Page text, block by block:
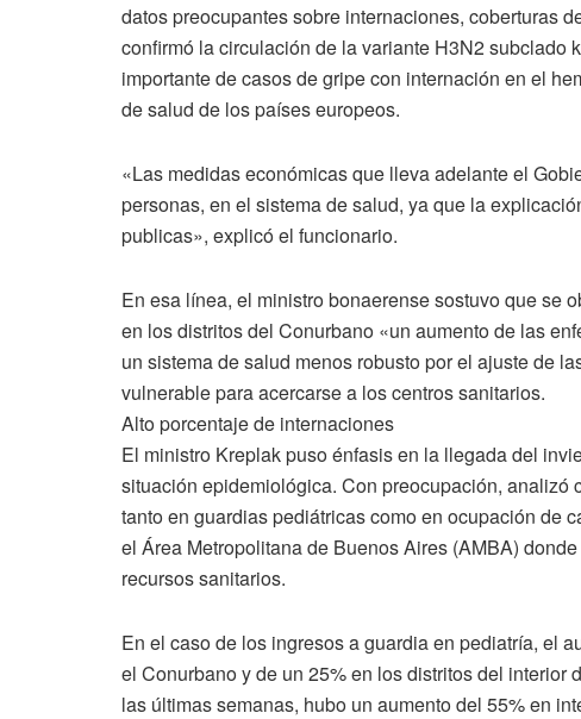
datos preocupantes sobre internaciones, coberturas
confirmó la circulación de la variante H3N2 subclado
importante de casos de gripe con internación en el
de salud de los países europeos.
«Las medidas económicas que lleva adelante el
personas, en el sistema de salud, ya que la
publicas», explicó el funcionario.
En esa línea, el ministro bonaerense sostuvo que se
en los distritos del Conurbano «un aumento de las
un sistema de salud menos robusto por el ajuste de
vulnerable para acercarse a los centros sanitarios.
Alto porcentaje de internaciones
El ministro Kreplak puso énfasis en la llegada del
situación epidemiológica. Con preocupación, analizó
tanto en guardias pediátricas como en ocupación de
el Área Metropolitana de Buenos Aires (AMBA)
recursos sanitarios.
En el caso de los ingresos a guardia en pediatría, el
el Conurbano y de un 25% en los distritos del
las últimas semanas, hubo un aumento del 55% en